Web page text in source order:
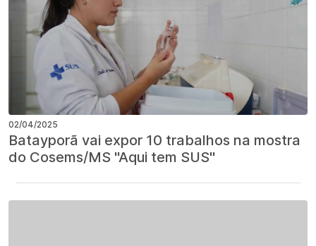
02/04/2025
Batayporã vai expor 10 trabalhos na mostra
do Cosems/MS "Aqui tem SUS"